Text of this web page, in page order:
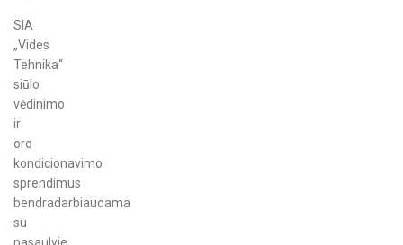
SIA
„Vides
Tehnika“
siūlo
vėdinimo
ir
oro
kondicionavimo
sprendimus
bendradarbiaudama
su
pasaulyje